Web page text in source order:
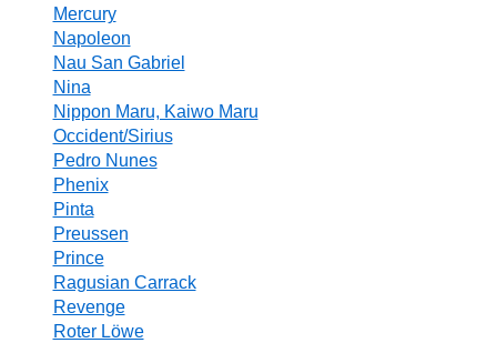
Mercury
Napoleon
Nau San Gabriel
Nina
Nippon Maru, Kaiwo Maru
Occident/Sirius
Pedro Nunes
Phenix
Pinta
Preussen
Prince
Ragusian Carrack
Revenge
Roter Löwe